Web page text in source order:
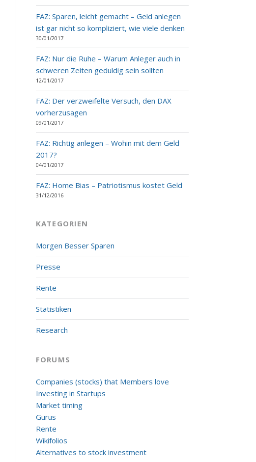
FAZ: Sparen, leicht gemacht – Geld anlegen
ist gar nicht so kompliziert, wie viele denken
30/01/2017
FAZ: Nur die Ruhe – Warum Anleger auch in
schweren Zeiten geduldig sein sollten
12/01/2017
FAZ: Der verzweifelte Versuch, den DAX
vorherzusagen
09/01/2017
FAZ: Richtig anlegen – Wohin mit dem Geld
2017?
04/01/2017
FAZ: Home Bias – Patriotismus kostet Geld
31/12/2016
KATEGORIEN
Morgen Besser Sparen
Presse
Rente
Statistiken
Research
FORUMS
Companies (stocks) that Members love
Investing in Startups
Market timing
Gurus
Rente
Wikifolios
Alternatives to stock investment